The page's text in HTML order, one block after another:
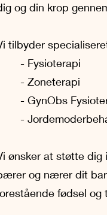
og din krop
tilbyder
- Fysioterapi
- Zoneterapi
- GynObs
-
ønsker at støtte dig
og nærer dit
fødsel og